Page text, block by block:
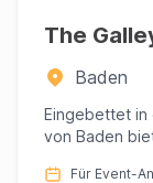
The
Baden
Eingebettet in
von Baden
Für Event-